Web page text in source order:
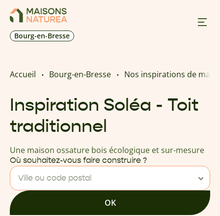
Bourg-en-Bresse
Nos offres
Prendre RDV
Accueil Bourg-en-Bresse Nos inspirations de
Inspiration Soléa - Toit
traditionnel
Une maison ossature bois écologique et sur-mesure
Où souhaitez-vous faire construire ?
Ville ou code postal
OK